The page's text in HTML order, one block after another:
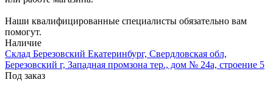
Наши квалифицированные специалисты обязательно вам
помогут.
Наличие
Склад Березовский Екатеринбург, Свердловская обл,
Березовский г, Западная промзона тер., дом № 24а, строение 5
Под заказ